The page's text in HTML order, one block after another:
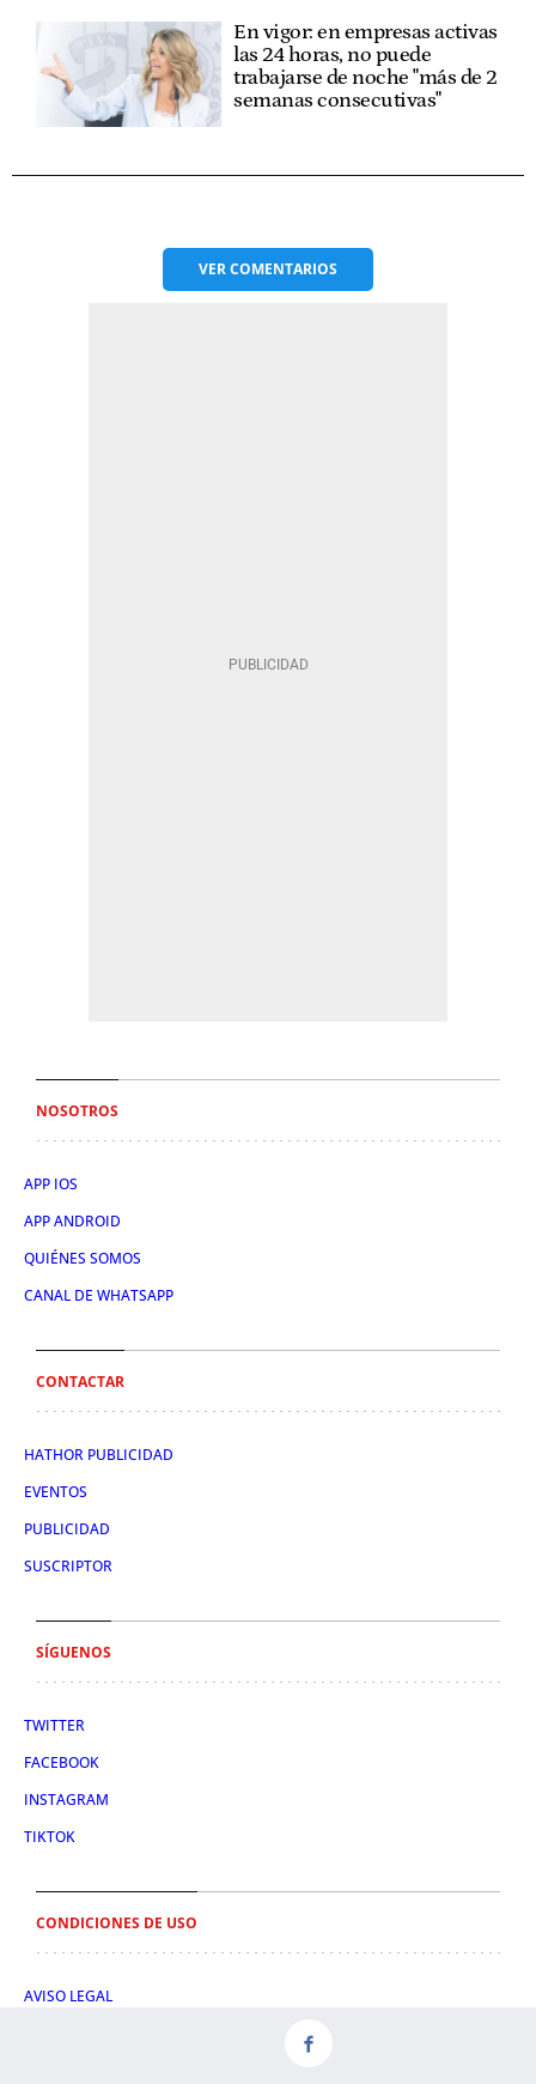
En vigor: en empresas activas
las 24 horas, no puede
trabajarse de noche "más de 2
semanas consecutivas"
VERCOMENTARIOS
NOSOTROS
APP IOS
APP ANDROID
QUIÉNES SOMOS
CANAL DE WHATSAPP
CONTACTAR
HATHOR PUBLICIDAD
EVENTOS
PUBLICIDAD
SUSCRIPTOR
SÍGUENOS
TWITTER
FACEBOOK
INSTAGRAM
TIKTOK
CONDICIONES DE USO
AVISO LEGAL